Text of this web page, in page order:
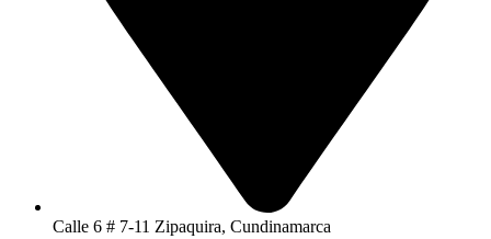
Calle 6 # 7-11 Zipaquira, Cundinamarca